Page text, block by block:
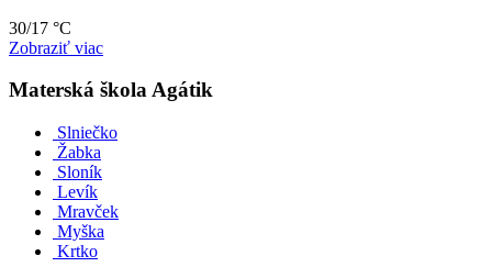
30/17 °C
Zobraziť viac
Materská škola Agátik
Slniečko
Žabka
Sloník
Levík
Mravček
Myška
Krtko